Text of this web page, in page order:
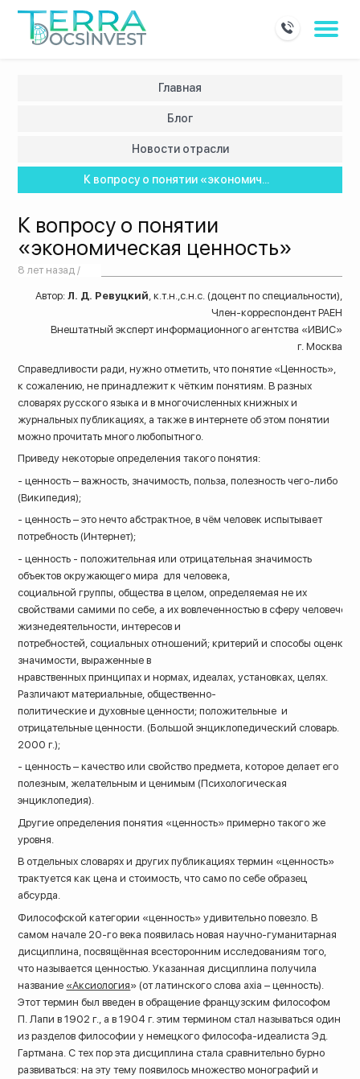
8 (800) 200-33-08
Бесплатный звонок по всей России
Главная
Блог
Новости отрасли
К вопросу о понятии «экономич...
К вопросу о понятии
«экономическая ценность»
8 лет назад /
Автор: Л. Д. Ревуцкий, к.т.н.,с.н.с. (доцент по специальности),
Член-корреспондент РАЕН
Внештатный эксперт информационного агентства «ИВИС»
г. Москва
Справедливости ради, нужно отметить, что понятие «Ценность»,
к сожалению, не принадлежит к чётким понятиям. В разных
словарях русского языка и в многочисленных книжных и
журнальных публикациях, а также в интернете об этом понятии
можно прочитать много любопытного.
Приведу некоторые определения такого понятия:
- ценность – важность, значимость, польза, полезность чего-либо
(Википедия);
- ценность – это нечто абстрактное, в чём человек испытывает
потребность (Интернет);
- ценность - положительная или отрицательная значимость
объектов окружающего мира для человека,
социальной группы, общества в целом, определяемая не их
свойствами самими по себе, а их вовлеченностью в сферу
жизнедеятельности, интересов и
потребностей, социальных отношений; критерий и способы оценки
значимости, выраженные в
нравственных принципах и нормах, идеалах, установках, целях.
Различают материальные, общественно-
политические и духовные ценности; положительные и
отрицательные ценности. (Большой энциклопедический словарь.
2000 г.);
- ценность – качество или свойство предмета, которое делает его
полезным, желательным и ценимым (Психологическая
энциклопедия).
Другие определения понятия «ценность» примерно такого же
уровня.
В отдельных словарях и других публикациях термин «ценность»
трактуется как цена и стоимость, что само по себе образец
абсурда.
Философской категории «ценность» удивительно повезло. В
самом начале 20-го века появилась новая научно-гуманитарная
дисциплина, посвящённая всесторонним исследованиям того,
что называется ценностью. Указанная дисциплина получила
название «Аксиология» (от латинского слова axia – ценность).
Этот термин был введен в обращение французским философом
П. Лапи в 1902 г., а в 1904 г. этим термином стал называться один
из разделов философии у немецкого философа-идеалиста Эд.
Гартмана. С тех пор эта дисциплина стала сравнительно бурно
развиваться: на эту тему появилось множество монографий и